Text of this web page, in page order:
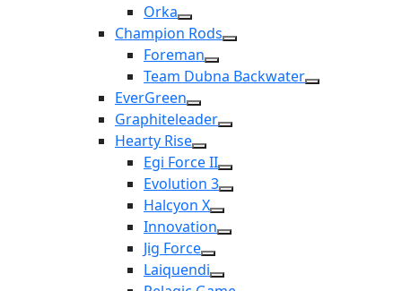
Orka
Champion Rods
Foreman
Team Dubna Backwater
EverGreen
Graphiteleader
Hearty Rise
Egi Force II
Evolution 3
Halcyon X
Innovation
Jig Force
Laiquendi